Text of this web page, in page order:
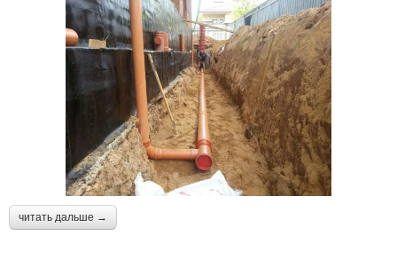
читать дальше →